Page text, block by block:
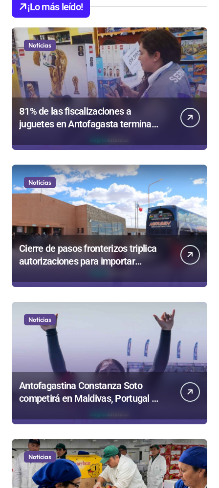
¡Lo más leído!
Noticias
81% de las fiscalizaciones a
juguetes en Antofagasta termina
en sumarios sanitarios
Noticias
Cierre de pasos fronterizos triplica
autorizaciones para importar
Noticias
Antofagastina Constanza Soto
competirá en Maldivas, Portugal y
Bodyboard
Noticias